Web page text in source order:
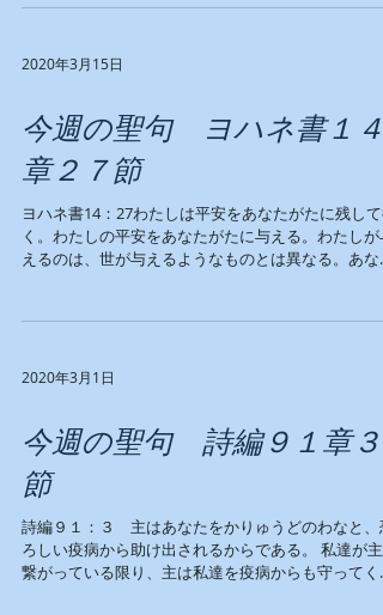
す。...
2020年3月15日
今週の聖句 ヨハネ書１４
章２７節
ヨハネ書14：27わたしは平安をあなたがたに残して
く。わたしの平安をあなたがたに与える。わたしが与
えるのは、世が与えるようなものとは異なる。あなた
残していかれました。イエス様...
2020年3月1日
今週の聖句 詩編９１章３
節
詩編９１：３ 主はあなたをかりゅうどのわなと、恐
ろしい疫病から助け出されるからである。 私達が主
繋がっている限り、主は私達を疫病からも守ってくだ